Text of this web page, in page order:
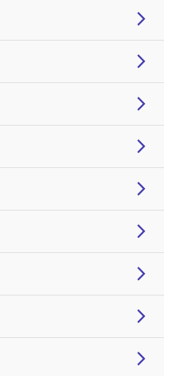
chevron_right
chevron_right
chevron_right
chevron_right
chevron_right
chevron_right
chevron_right
chevron_right
chevron_right